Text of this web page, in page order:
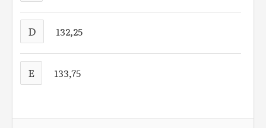
D 132,25
E 133,75